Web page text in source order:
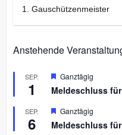
1. Gauschützenmeister
Anstehende
SEP.
1
H
r
o
r
Ganztägig
Meldeschluss
SEP.
6
H
r
Ganztägig
Meldeschluss